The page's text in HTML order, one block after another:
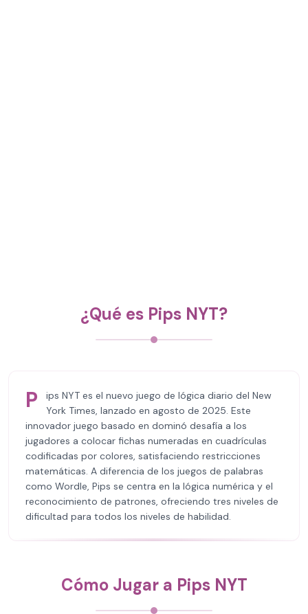
¿Qué es Pips NYT?
P
ips NYT es el nuevo juego de lógica diario del New
York Times, lanzado en agosto de 2025. Este
innovador juego basado en dominó desafía a los
jugadores a colocar fichas numeradas en cuadrículas
codificadas por colores, satisfaciendo restricciones
matemáticas. A diferencia de los juegos de palabras
como Wordle, Pips se centra en la lógica numérica y el
reconocimiento de patrones, ofreciendo tres niveles de
dificultad para todos los niveles de habilidad.
Cómo Jugar a Pips NYT